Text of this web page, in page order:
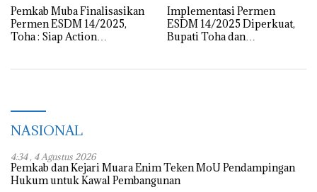
Pemkab Muba Finalisasikan
Permen ESDM 14/2025,
Toha : Siap Action
Implementasi Permen
ESDM 14/2025 Diperkuat,
Bupati Toha dan
NASIONAL
4:34 , 4 Agustus 2026
Pemkab dan Kejari Muara Enim Teken MoU Pendampingan
Hukum untuk Kawal Pembangunan